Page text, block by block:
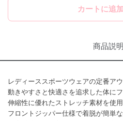
カートに追
商品説明
レディーススポーツウェアの定番アウ
動きやすさと快適さを追求した体に
伸縮性に優れたストレッチ素材を使
フロントジッパー仕様で着脱が簡単な